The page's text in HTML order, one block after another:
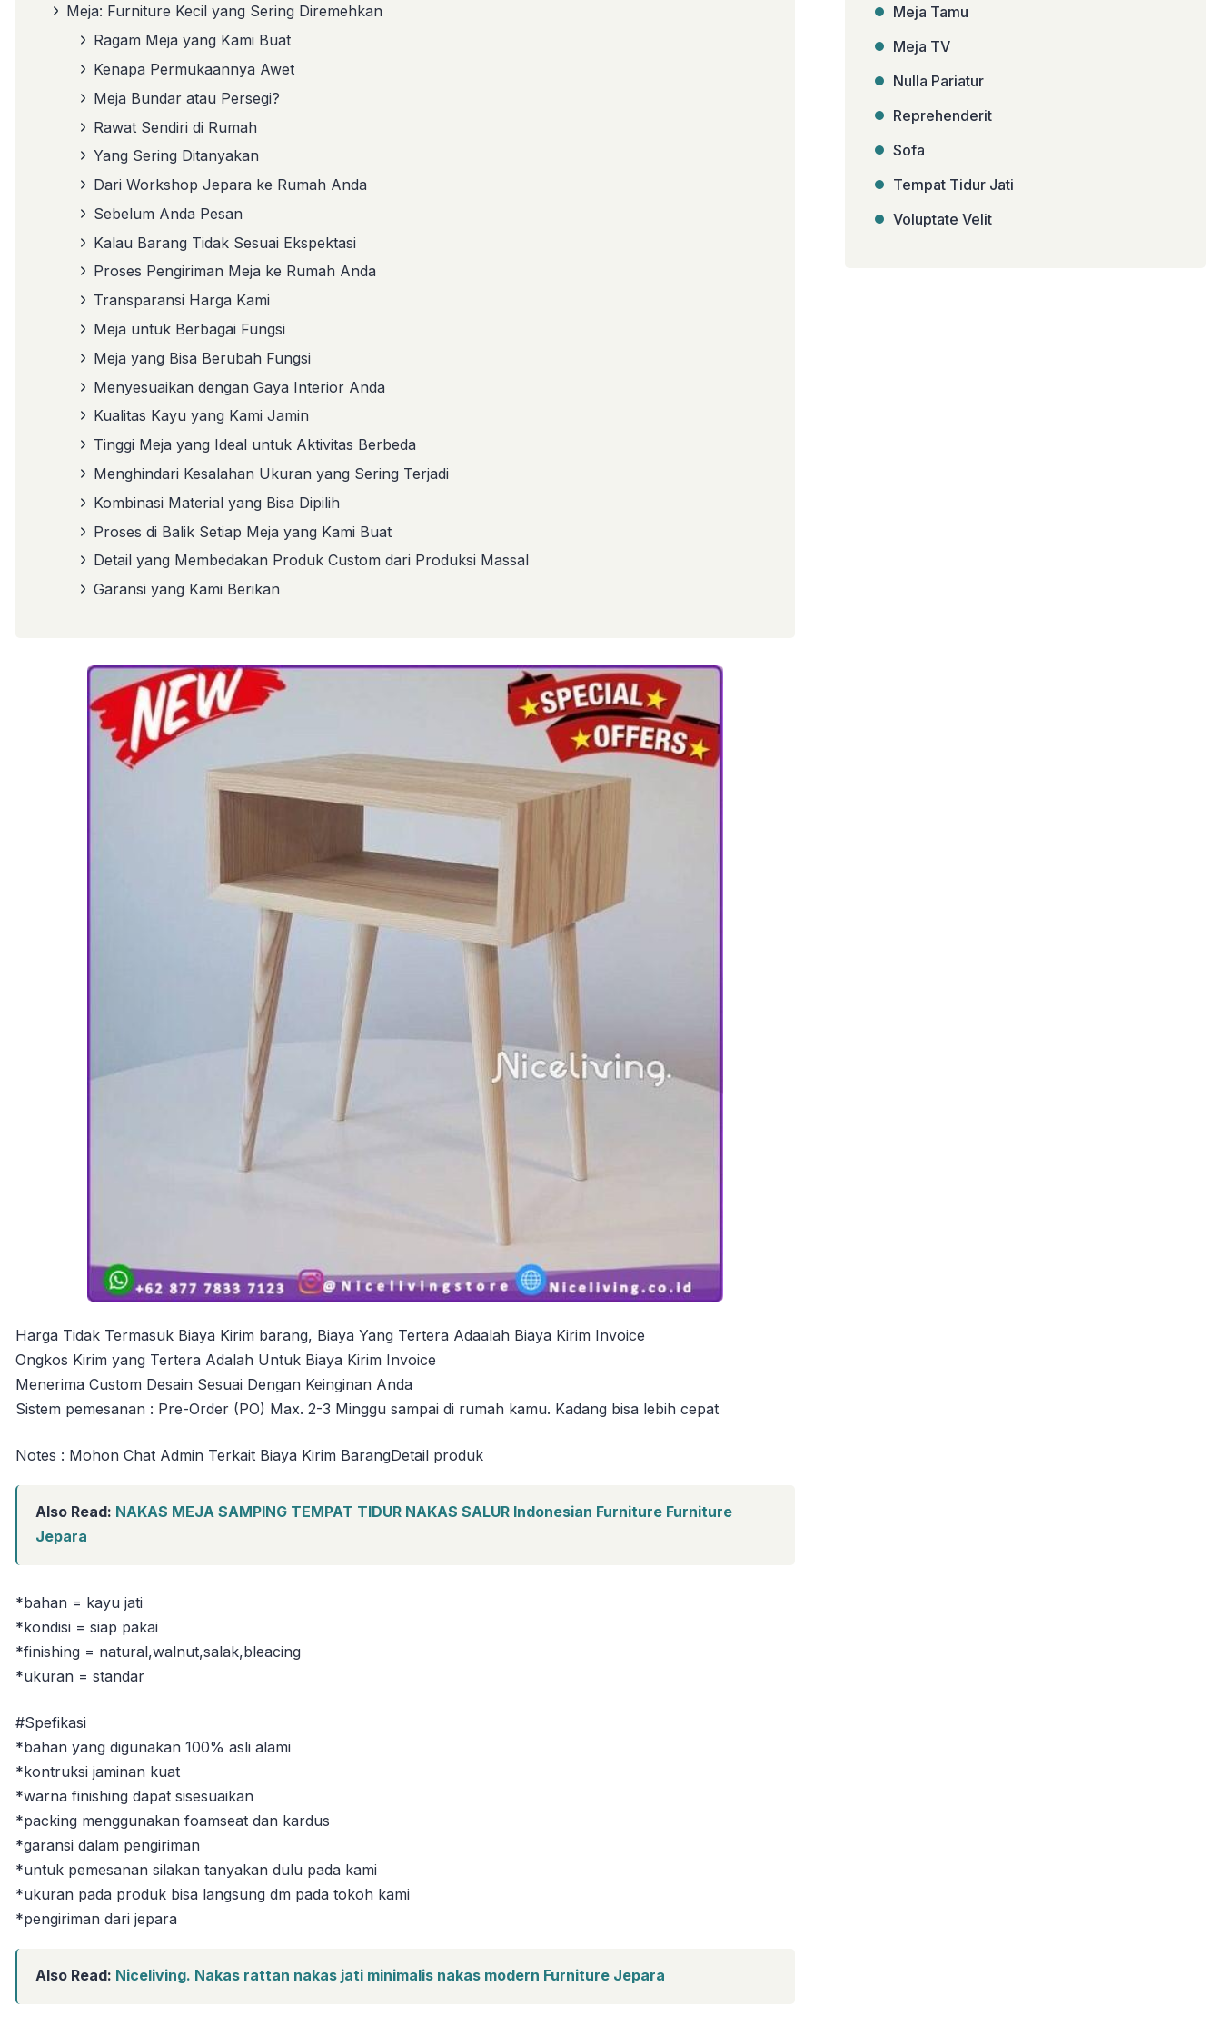
Meja: Furniture Kecil yang Sering Diremehkan
Ragam Meja yang Kami Buat
Kenapa Permukaannya Awet
Meja Bundar atau Persegi?
Rawat Sendiri di Rumah
Yang Sering Ditanyakan
Dari Workshop Jepara ke Rumah Anda
Sebelum Anda Pesan
Kalau Barang Tidak Sesuai Ekspektasi
Proses Pengiriman Meja ke Rumah Anda
Transparansi Harga Kami
Meja untuk Berbagai Fungsi
Meja yang Bisa Berubah Fungsi
Menyesuaikan dengan Gaya Interior Anda
Kualitas Kayu yang Kami Jamin
Tinggi Meja yang Ideal untuk Aktivitas Berbeda
Menghindari Kesalahan Ukuran yang Sering Terjadi
Kombinasi Material yang Bisa Dipilih
Proses di Balik Setiap Meja yang Kami Buat
Detail yang Membedakan Produk Custom dari Produksi Massal
Garansi yang Kami Berikan
Harga Tidak Termasuk Biaya Kirim barang, Biaya Yang Tertera Adaalah Biaya Kirim Invoice
Ongkos Kirim yang Tertera Adalah Untuk Biaya Kirim Invoice
Menerima Custom Desain Sesuai Dengan Keinginan Anda
Sistem pemesanan : Pre-Order (PO) Max. 2-3 Minggu sampai di rumah kamu. Kadang bisa lebih cepat
Notes : Mohon Chat Admin Terkait Biaya Kirim BarangDetail produk
Also Read: NAKAS MEJA SAMPING TEMPAT TIDUR NAKAS SALUR Indonesian Furniture Furniture
Jepara
*bahan = kayu jati
*kondisi = siap pakai
*finishing = natural,walnut,salak,bleacing
*ukuran = standar
#Spefikasi
*bahan yang digunakan 100% asli alami
*kontruksi jaminan kuat
*warna finishing dapat sisesuaikan
*packing menggunakan foamseat dan kardus
*garansi dalam pengiriman
*untuk pemesanan silakan tanyakan dulu pada kami
*ukuran pada produk bisa langsung dm pada tokoh kami
*pengiriman dari jepara
Also Read: Niceliving. Nakas rattan nakas jati minimalis nakas modern Furniture Jepara
Meja Tamu
Meja TV
Nulla Pariatur
Reprehenderit
Sofa
Tempat Tidur Jati
Voluptate Velit